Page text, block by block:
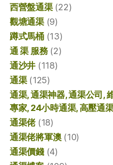
西營盤通渠(22)
觀塘通渠(9)
蹲式馬桶(13)
通 渠 服務(2)
通沙井 (118)
通渠(125)
通渠, 通渠神器, 通渠公司,
專家, 24小時通渠, 高壓通
通渠佬(18)
通渠佬將軍澳(10)
通渠價錢(4)